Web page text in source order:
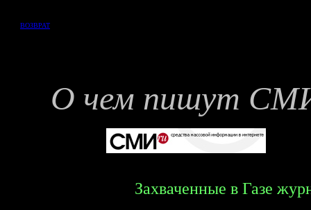
ВОЗВРАТ
О чем пишут
Захваченные в Газе